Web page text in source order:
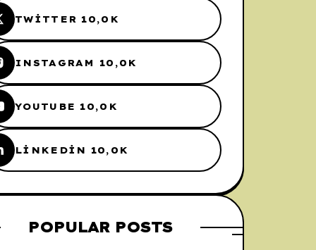
TWITTER 10,0K
INSTAGRAM 10,0K
YOUTUBE 10,0K
LINKEDIN 10,0K
POPULAR POSTS